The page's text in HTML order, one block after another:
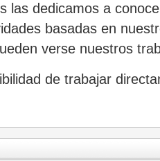
las dedicamos a
basadas en
verse nuestros
de trabajar